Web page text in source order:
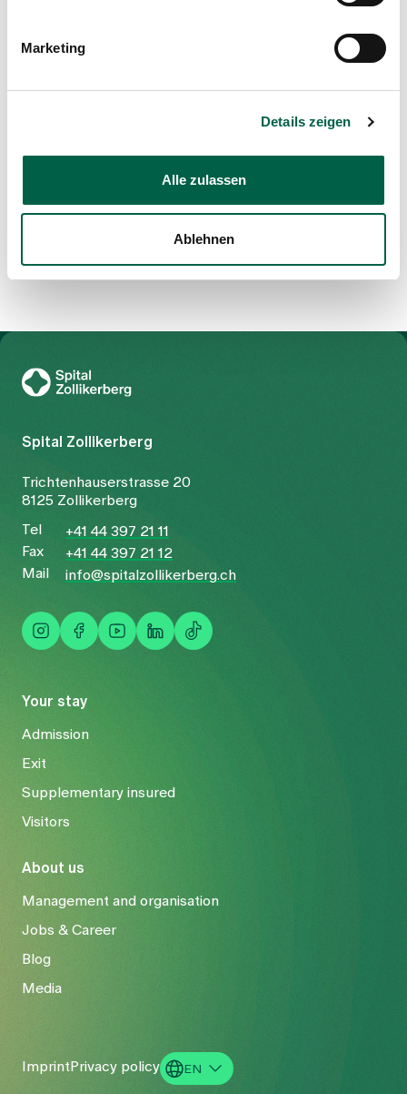
Marketing
Details zeigen
Alle zulassen
Ablehnen
Your stay
Admission
Exit
Supplementary insured
Visitors
About us
Management and organisation
Jobs & Career
Blog
Media
Spital Zollikerberg
Trichtenhauserstrasse 20
8125 Zollikerberg
Tel
+41 44 397 21 11
Fax
+41 44 397 21 12
Mail
info@spitalzollikerberg.ch
Imprint Privacy policy
EN